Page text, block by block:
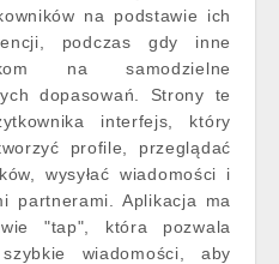
na podstawie ich
podczas gdy inne
na samodzielne
dopasowań. Strony te
interfejs, który
profile, przeglądać
wysyłać wiadomości i
partnerami. Aplikacja ma
"tap", która pozwala
wiadomości, aby